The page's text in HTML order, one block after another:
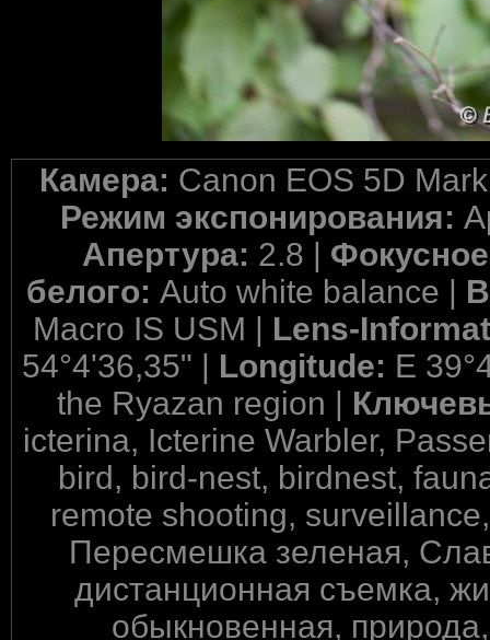
Камера: Canon EOS 5D
Режим экспонирования:
Апертура: 2.8 |
белого: Auto white balance |
Macro IS USM | Lens-
54°4'36,35" | Longitude: E
the Ryazan region |
icterina, Icterine Warbler,
bird, bird-nest, birdnest,
remote shooting,
Пересмешка зеленая,
дистанционная съемка,
обыкновенная,